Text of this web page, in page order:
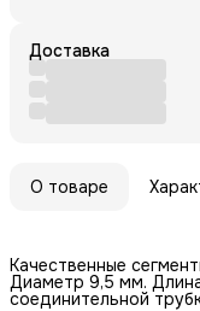
Доставка
О товаре
Качественные
Диаметр 9,5 мм.
соединительной